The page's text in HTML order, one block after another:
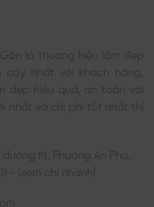
là thương hiệu làm đẹp
cậy nhất với khách hàng,
đẹp hiệu quả, an toàn với
nhất và chi phí tốt nhất thị
M, Phường An Phú,
- (xem chi nhánh)